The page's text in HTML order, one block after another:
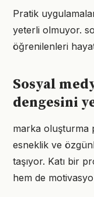
Pratik
yeterli olmuyor.
öğrenilenleri
Sosyal
dengesini
marka oluşturma
esneklik ve
taşıyor. Katı bir
hem de